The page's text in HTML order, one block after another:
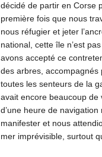
décidé de partir en Corse
première fois que nous
nous réfugier et jeter
national, cette île n’est
avons accepté ce
des arbres,
toutes les senteurs de la
avait encore beaucoup de
d’une heure de
manifester et nous
mer imprévisible, surtout